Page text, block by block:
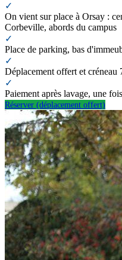
✓
On vient sur place à Orsay :
Corbeville, abords du campus
✓
Place de parking, bas
✓
Déplacement offert et
✓
Paiement après lavage, une
Réserver (déplacement offert)